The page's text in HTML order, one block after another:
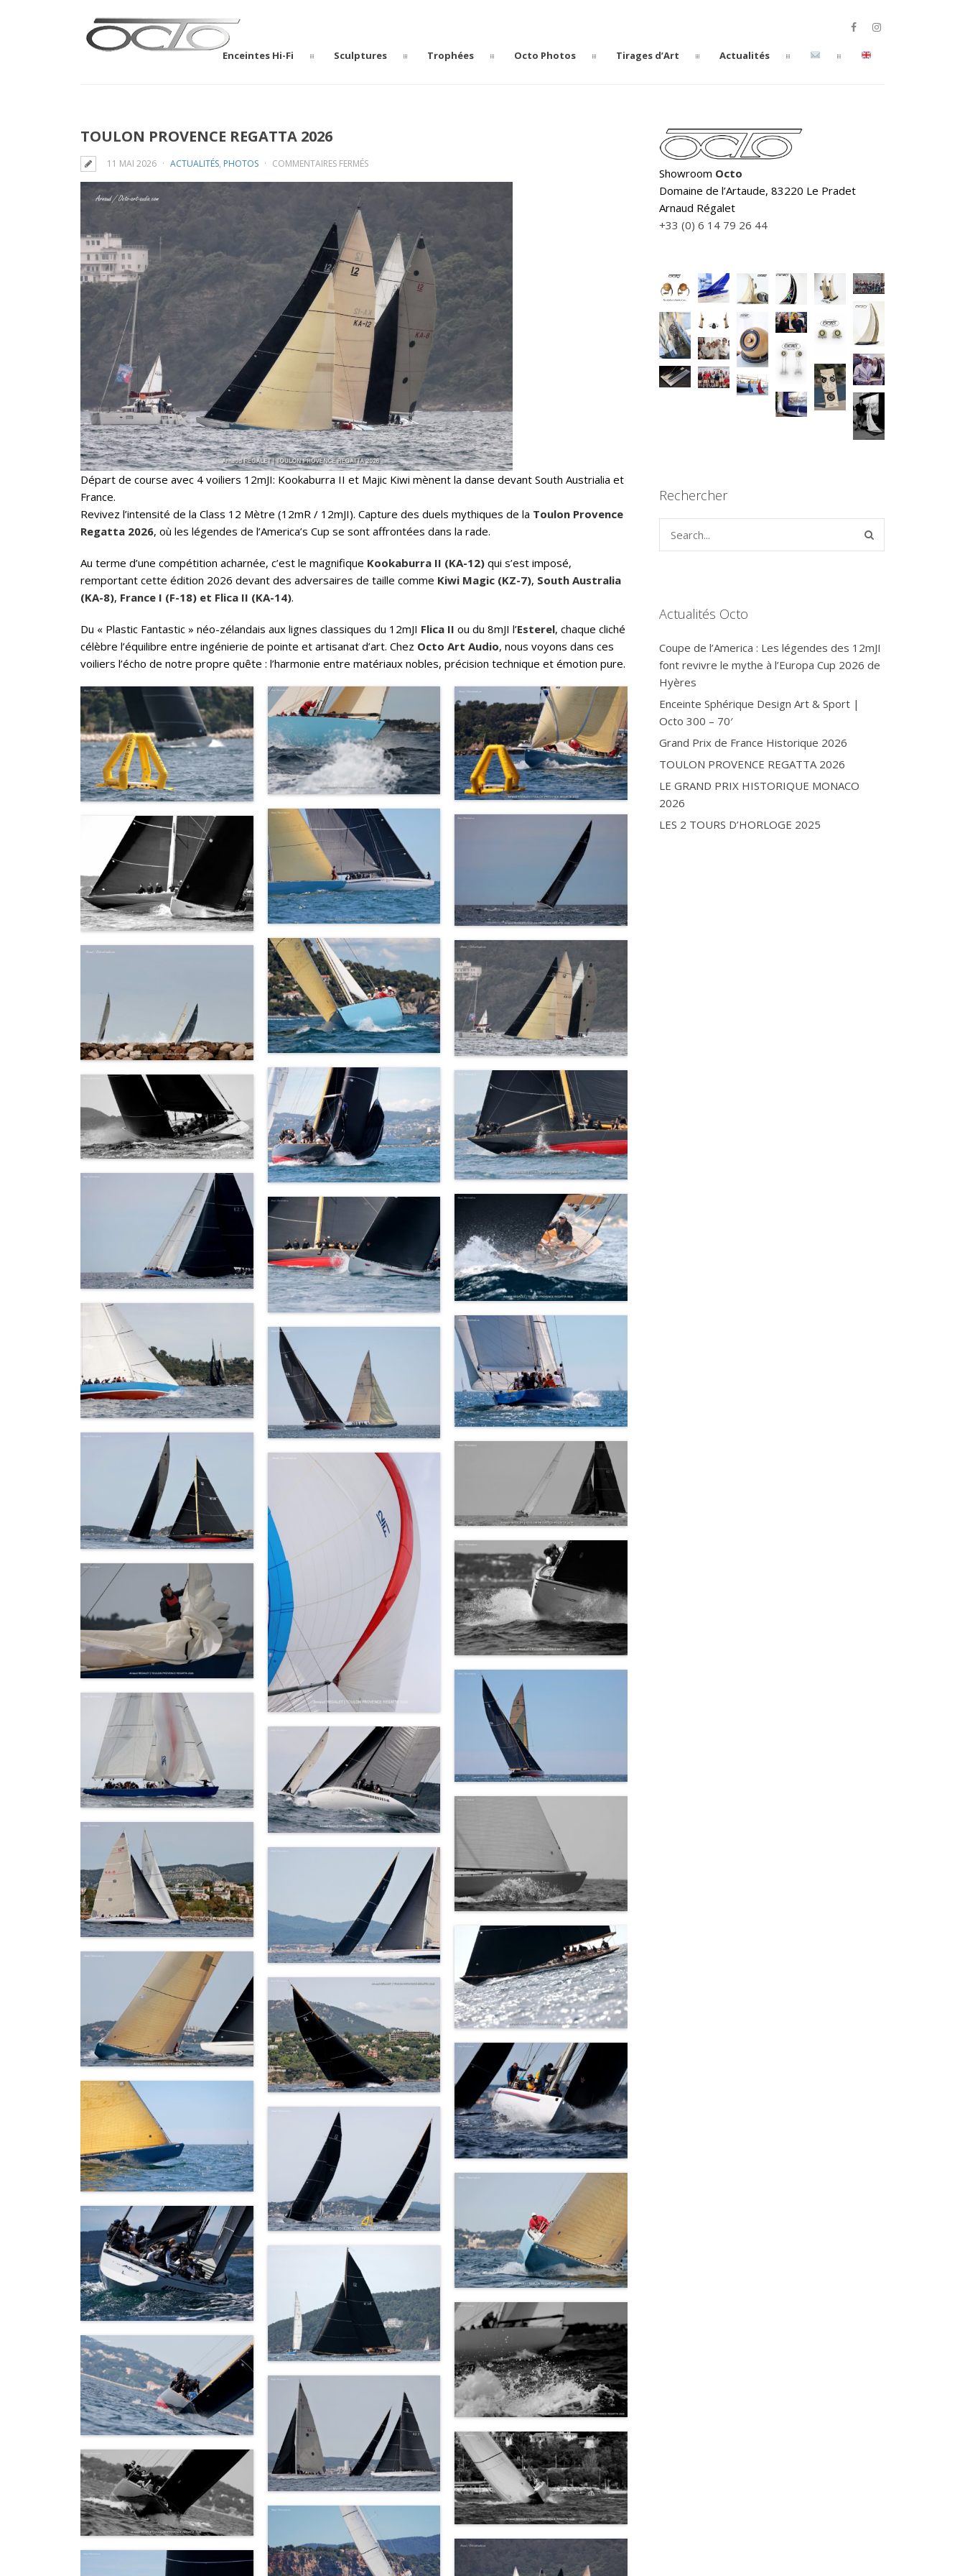
Enceintes Hi-Fi Sculptures Trophées Octo Photos Tirages d’Art Actualités
TOULON PROVENCE REGATTA 2026
11 MAI 2026 ACTUALITÉS, PHOTOS COMMENTAIRES FERMÉSSUR
TOULON
Départ de course avec 4 voiliers 12mJI: Kookaburra II et Majic Kiwi mènent la danse devant South Austrialia et
France.
Revivez l’intensité de la Class 12 Mètre (12mR / 12mJI). Capture des duels mythiques de la Toulon Provence
Regatta 2026, où les légendes de l’America’s Cup se sont affrontées dans la rade.
Au terme d’une compétition acharnée, c’est le magnifique Kookaburra II (KA-12) qui s’est imposé,
remportant cette édition 2026 devant des adversaires de taille comme Kiwi Magic (KZ-7), South Australia
(KA-8), France I (F-18) et Flica II (KA-14).
Du « Plastic Fantastic » néo-zélandais aux lignes classiques du 12mJI Flica II ou du 8mJI l’Esterel, chaque cliché
célèbre l’équilibre entre ingénierie de pointe et artisanat d’art. Chez Octo Art Audio, nous voyons dans ces
voiliers l’écho de notre propre quête : l’harmonie entre matériaux nobles, précision technique et émotion pure.
Showroom Octo
Domaine de l’Artaude, 83220 Le Pradet
Arnaud Régalet
+33 (0) 6 14 79 26 44
Rechercher
Actualités Octo
Coupe de l’America : Les légendes des 12mJI
font revivre le mythe à l’Europa Cup 2026 de
Hyères
Enceinte Sphérique Design Art & Sport |
Octo 300 – 70′
Grand Prix de France Historique 2026
TOULON PROVENCE REGATTA 2026
LE GRAND PRIX HISTORIQUE MONACO
2026
LES 2 TOURS D’HORLOGE 2025